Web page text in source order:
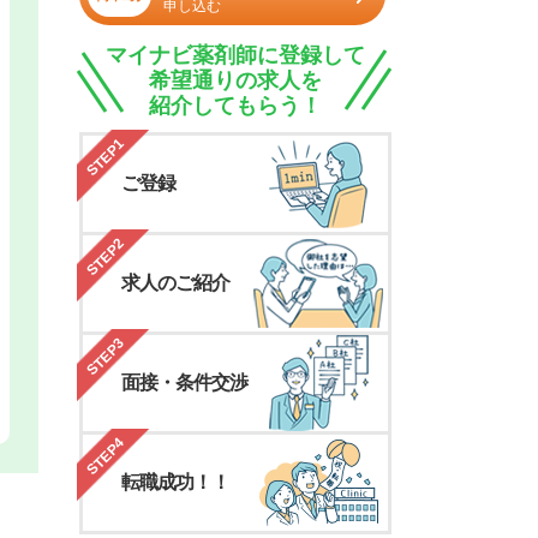
申し込む
マイナビ薬剤師に登録して
希望通りの求人を
紹介してもらう！
STEP1
ご登録
STEP2
求人のご紹介
STEP3
面接・条件交渉
STEP4
転職成功！！